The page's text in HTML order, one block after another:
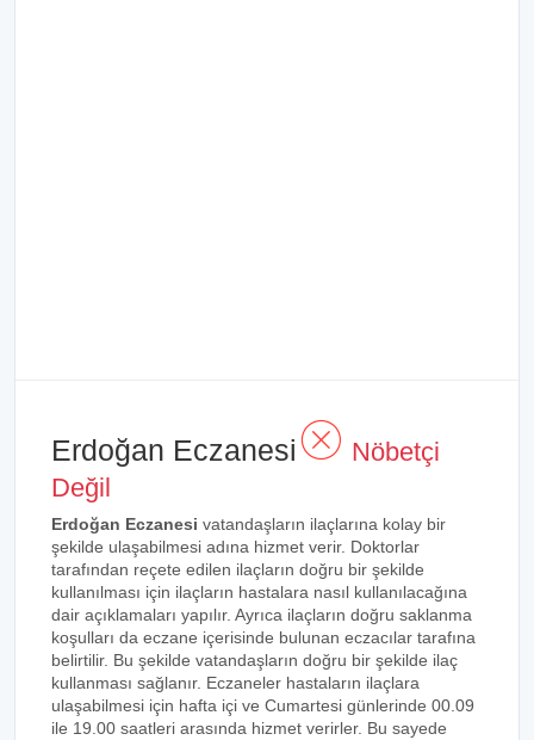
Erdoğan Eczanesi
Nöbetçi
Değil
Erdoğan Eczanesi vatandaşların ilaçlarına kolay bir
şekilde ulaşabilmesi adına hizmet verir. Doktorlar
tarafından reçete edilen ilaçların doğru bir şekilde
kullanılması için ilaçların hastalara nasıl kullanılacağına
dair açıklamaları yapılır. Ayrıca ilaçların doğru saklanma
koşulları da eczane içerisinde bulunan eczacılar tarafına
belirtilir. Bu şekilde vatandaşların doğru bir şekilde ilaç
kullanması sağlanır. Eczaneler hastaların ilaçlara
ulaşabilmesi için hafta içi ve Cumartesi günlerinde 00.09
ile 19.00 saatleri arasında hizmet verirler. Bu sayede